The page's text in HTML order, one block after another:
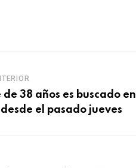
de 38 años es buscado en
el pasado jueves